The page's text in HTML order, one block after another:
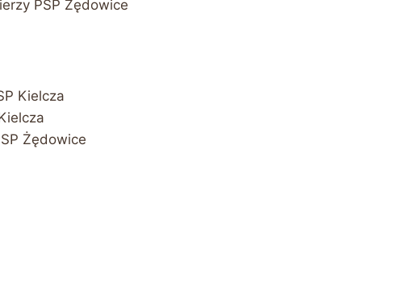
PSP Żędowice
Kielcza
Żędowice